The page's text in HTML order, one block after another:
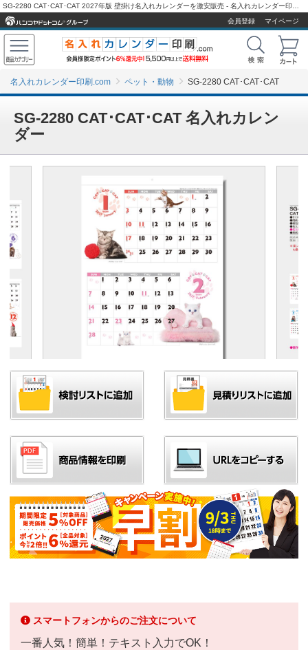
会員登録
マイページ
名入れカレンダー印刷.com ペット・動物 SG-2280 CAT･CAT･CAT
SG-2280 CAT･CAT･CAT 名入れカレン
ダー
スマートフォンからのご注文について
一番人気！簡単！テキスト入力でOK！